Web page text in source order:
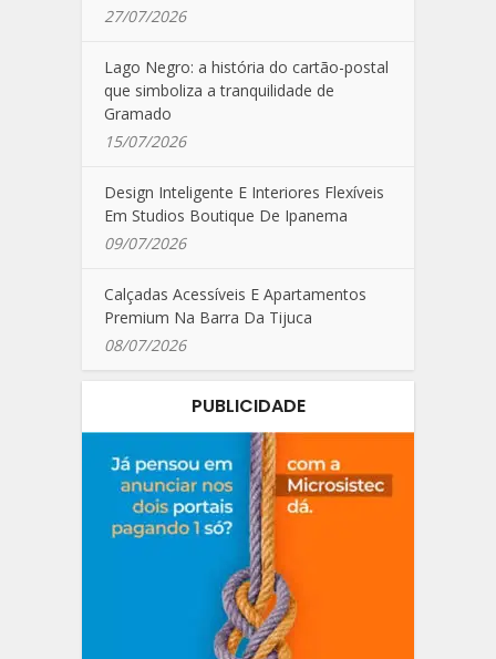
27/07/2026
Lago Negro: a história do cartão-postal
que simboliza a tranquilidade de
Gramado
15/07/2026
Design Inteligente E Interiores Flexíveis
Em Studios Boutique De Ipanema
09/07/2026
Calçadas Acessíveis E Apartamentos
Premium Na Barra Da Tijuca
08/07/2026
PUBLICIDADE